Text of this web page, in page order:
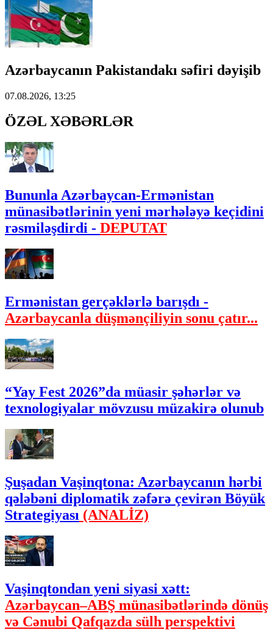
Azərbaycanın Pakistandakı səfiri dəyişib
07.08.2026, 13:25
ÖZƏL XƏBƏRLƏR
Bununla Azərbaycan-Ermənistan
münasibətlərinin yeni mərhələyə keçidini
rəsmiləşdirdi - DEPUTAT
Ermənistan gerçəklərlə barışdı -
Azərbaycanla düşmənçiliyin sonu çatır...
“Yay Fest 2026”da müasir şəhərlər və
texnologiyalar mövzusu müzakirə olunub
Şuşadan Vaşinqtona: Azərbaycanın hərbi
qələbəni diplomatik zəfərə çevirən Böyük
Strategiyası (ANALİZ)
Vaşinqtondan yeni siyasi xətt:
Azərbaycan–ABŞ münasibətlərində dönüş
və Cənubi Qafqazda sülh perspektivi